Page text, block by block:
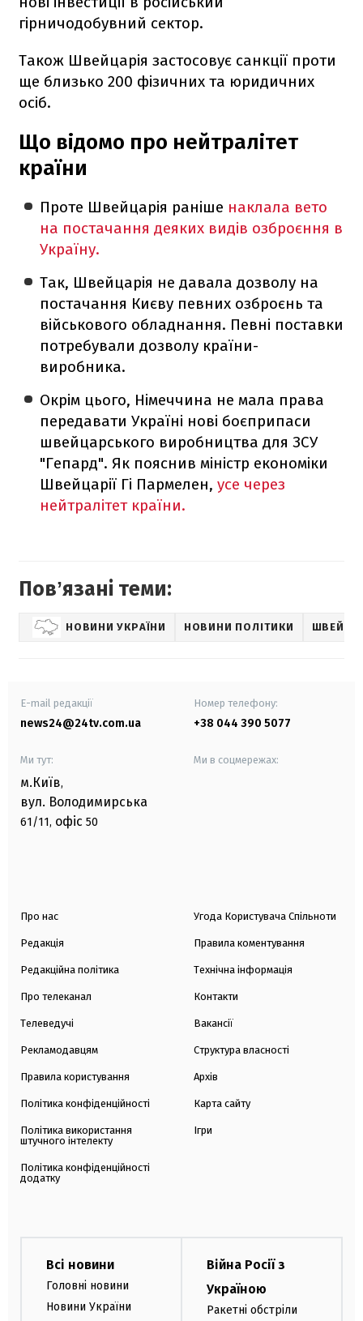
гірничодобувний сектор.
Також Швейцарія застосовує санкції проти
ще близько 200 фізичних та юридичних
осіб.
Що відомо про нейтралітет
країни
Проте Швейцарія раніше наклала вето
на постачання деяких видів озброєння в
Україну.
Так, Швейцарія не давала дозволу на
постачання Києву певних озброєнь та
військового обладнання. Певні поставки
потребували дозволу країни-
виробника.
Окрім цього, Німеччина не мала права
передавати Україні нові боєприпаси
швейцарського виробництва для ЗСУ
"Гепард". Як пояснив міністр економіки
Швейцарії Гі Пармелен,усе через
нейтралітет країни.
Повʼязані теми:
НОВИНИ УКРАЇНИ НОВИНИ ПОЛІТИКИ
E-mail редакції
news24@24tv.com.ua
Номер телефону:
+38 044 390 5077
Ми тут:
м.Київ,
вул. Володимирська
61/11, офіс 50
Ми в соцмережах:
Про нас
Редакція
Редакційна політика
Про телеканал
Телеведучі
Рекламодавцям
Правила користування
Політика конфіденційності
Політика використання
штучного інтелекту
Політика конфіденційності
додатку
Угода Користувача Спільноти
Правила коментування
Технічна інформація
Контакти
Вакансії
Структура власності
Архів
Карта сайту
Ігри
Всі новини
Головні новини
Новини України
Війна Росії з
Україною
Ракетні обстріли